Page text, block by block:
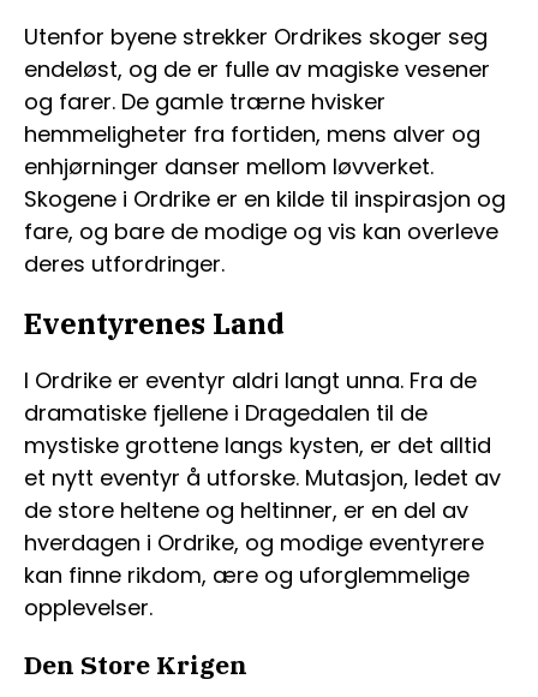
Utenfor byene strekker Ordrikes skoger seg
endeløst, og de er fulle av magiske vesener
og farer. De gamle trærne hvisker
hemmeligheter fra fortiden, mens alver og
enhjørninger danser mellom løvverket.
Skogene i Ordrike er en kilde til inspirasjon og
fare, og bare de modige og vis kan overleve
deres utfordringer.
Eventyrenes Land
I Ordrike er eventyr aldri langt unna. Fra de
dramatiske fjellene i Dragedalen til de
mystiske grottene langs kysten, er det alltid
et nytt eventyr å utforske. Mutasjon, ledet av
de store heltene og heltinner, er en del av
hverdagen i Ordrike, og modige eventyrere
kan finne rikdom, ære og uforglemmelige
opplevelser.
Den Store Krigen